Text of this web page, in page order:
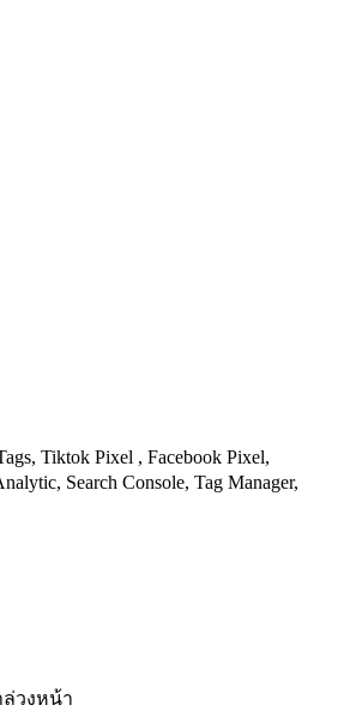
Tiktok Pixel , Facebook Pixel,
Search Console, Tag Manager,
ล่วงหน้า